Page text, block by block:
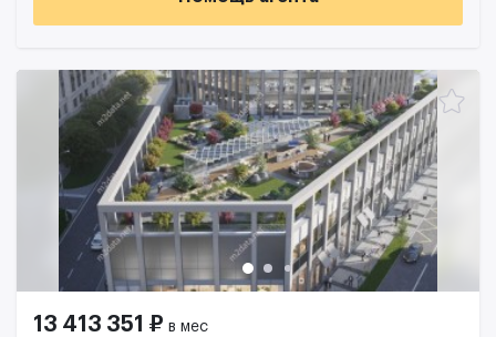
13 413 351 ₽ в мес